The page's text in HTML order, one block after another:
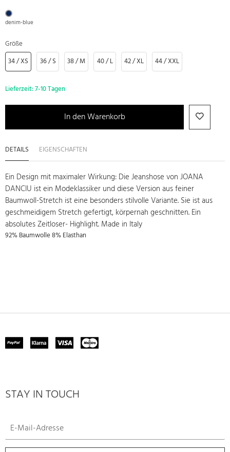
denim-blue
Größe
34 / XS
36 / S 38 / M 40 / L 42 / XL 44 / XXL
Lieferzeit:7-10 Tagen
In den Warenkorb
DETAILS EIGENSCHAFTEN
Ein Design mit maximaler Wirkung: Die Jeanshose von JOANA
DANCIU ist ein Modeklassiker und diese Version aus feiner
Baumwoll-Stretch ist eine besonders stilvolle Variante. Sie ist aus
geschmeidigem Stretch gefertigt, körpernah geschnitten. Ein
absolutes Zeitloser- Highlight. Made in Italy
92% Baumwolle 8% Elasthan
STAY IN TOUCH